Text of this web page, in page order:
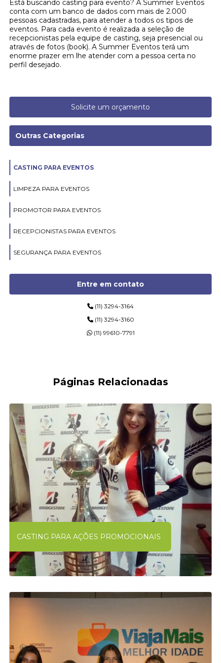
Está buscando casting para evento? A Summer Eventos
conta com um banco de dados com mais de 2.000
pessoas cadastradas, para atender a todos os tipos de
eventos. Para cada evento é realizada a seleção de
recepcionistas pela equipe de casting, seja presencial ou
através de fotos (book). A Summer Eventos terá um
enorme prazer em lhe atender com a pessoa certa no
perfil desejado.
Solicite um orçamento
Outras Categorias
CASTING PARA EVENTOS
LIMPEZA PARA EVENTOS
PROMOTOR PARA EVENTOS
RECEPCIONISTAS PARA EVENTOS
SEGURANÇA PARA EVENTOS
Entre em contato
(11) 3294-3164
(11) 3294-3160
(11) 99610-7791
Páginas Relacionadas
CASTING PARA AÇÕES PROMOCIONAIS